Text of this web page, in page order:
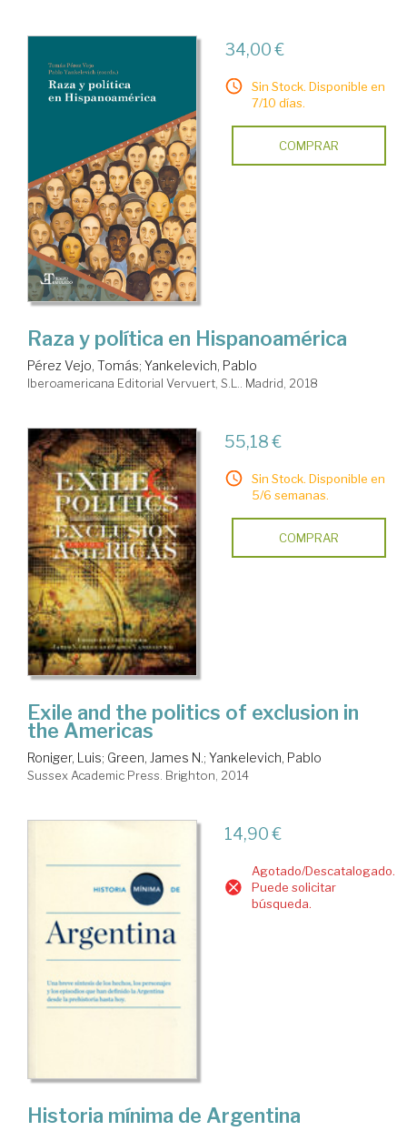
34,00 €
Sin Stock. Disponible en
7/10 días.
COMPRAR
Raza y política en Hispanoamérica
Pérez Vejo, Tomás; Yankelevich, Pablo
Iberoamericana Editorial Vervuert, S.L.. Madrid, 2018
55,18 €
Sin Stock. Disponible en
5/6 semanas.
COMPRAR
Exile and the politics of exclusion in
the Americas
Roniger, Luis; Green, James N.; Yankelevich, Pablo
Sussex Academic Press. Brighton, 2014
14,90 €
Agotado/Descatalogado.
Puede solicitar
búsqueda.
Historia mínima de Argentina